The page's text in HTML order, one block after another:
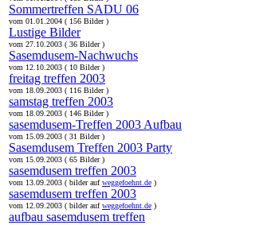
Sommertreffen SADU 06
vom 01.01.2004 ( 156 Bilder )
Lustige Bilder
vom 27.10.2003 ( 36 Bilder )
Sasemdusem-Nachwuchs
vom 12.10.2003 ( 10 Bilder )
freitag treffen 2003
vom 18.09.2003 ( 116 Bilder )
samstag treffen 2003
vom 18.09.2003 ( 146 Bilder )
sasemdusem-Treffen 2003 Aufbau
vom 15.09.2003 ( 31 Bilder )
Sasemdusem Treffen 2003 Party
vom 15.09.2003 ( 65 Bilder )
sasemdusem treffen 2003
vom 13.09.2003 ( bilder aufweggefoehnt.de )
sasemdusem treffen 2003
vom 12.09.2003 ( bilder aufweggefoehnt.de )
aufbau sasemdusem treffen